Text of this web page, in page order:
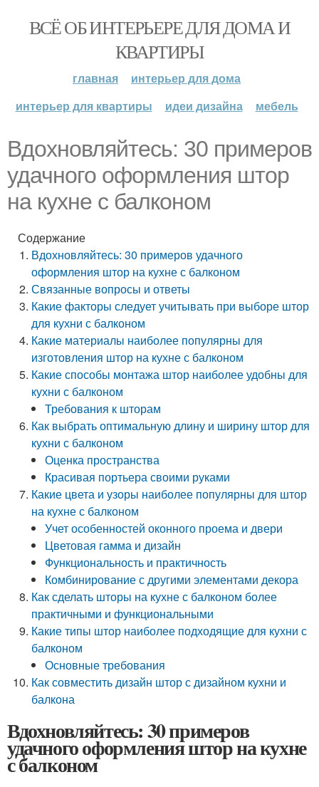
ВСЁ ОБ ИНТЕРЬЕРЕ ДЛЯ ДОМА И
КВАРТИРЫ
главная
интерьер для дома
интерьер для квартиры
идеи дизайна мебель
Вдохновляйтесь: 30 примеров
удачного оформления штор
на кухне с балконом
Содержание
Вдохновляйтесь: 30 примеров удачного
оформления штор на кухне с балконом
Связанные вопросы и ответы
Какие факторы следует учитывать при выборе штор
для кухни с балконом
Какие материалы наиболее популярны для
изготовления штор на кухне с балконом
Какие способы монтажа штор наиболее удобны для
кухни с балконом
Требования к шторам
Как выбрать оптимальную длину и ширину штор для
кухни с балконом
Оценка пространства
Красивая портьера своими руками
Какие цвета и узоры наиболее популярны для штор
на кухне с балконом
Учет особенностей оконного проема и двери
Цветовая гамма и дизайн
Функциональность и практичность
Комбинирование с другими элементами декора
Как сделать шторы на кухне с балконом более
практичными и функциональными
Какие типы штор наиболее подходящие для кухни с
балконом
Основные требования
Как совместить дизайн штор с дизайном кухни и
балкона
Вдохновляйтесь: 30 примеров
удачного оформления штор на кухне
с балконом